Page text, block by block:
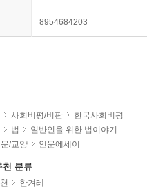
8954684203
사회비평/비판
한국사회비평
법
일반인을 위한 법이야기
/교양 인문에세이
천 분류
한겨레